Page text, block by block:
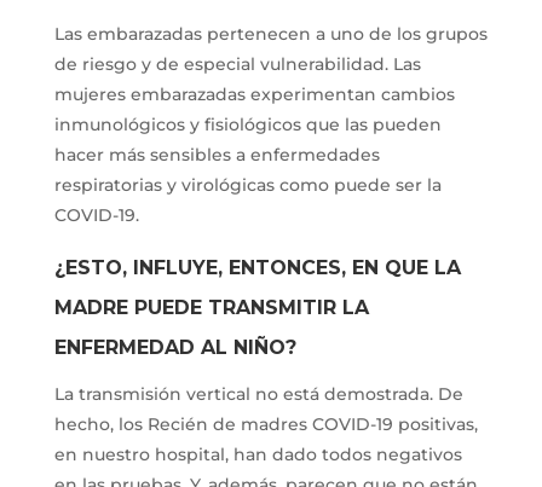
Las embarazadas pertenecen a uno de los grupos
de riesgo y de especial vulnerabilidad. Las
mujeres embarazadas experimentan cambios
inmunológicos y fisiológicos que las pueden
hacer más sensibles a enfermedades
respiratorias y virológicas como puede ser la
COVID-19.
¿ESTO, INFLUYE, ENTONCES, EN QUE LA
MADRE PUEDE TRANSMITIR LA
ENFERMEDAD AL NIÑO?
La transmisión vertical no está demostrada. De
hecho, los Recién de madres COVID-19 positivas,
en nuestro hospital, han dado todos negativos